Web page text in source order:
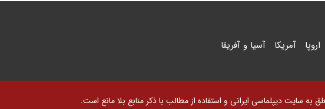
اروپا آمریکا آسیا و آفریقا
به سایت دیپلماسی ایرانی و استفاده از مطالب با ذکر منابع بلا مانع است.